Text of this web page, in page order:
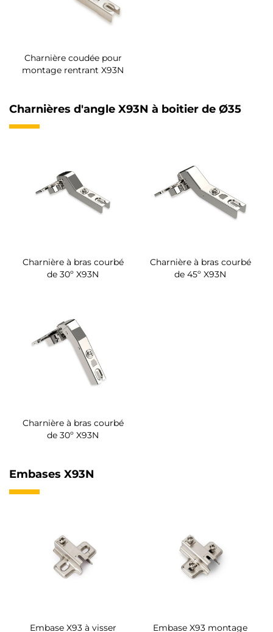
Charnière coudée pour
montage rentrant X93N
Charnières d'angle X93N à boitier de Ø35
Charnière à bras courbé
de 30º X93N
Charnière à bras courbé
de 45º X93N
Charnière à bras courbé
de 30º X93N
Embases X93N
Embase X93 à visser Embase X93 montage